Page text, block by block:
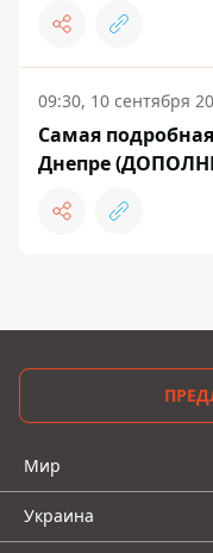
09:30, 10 сентября
Самая
Днепре
Мир
Украина